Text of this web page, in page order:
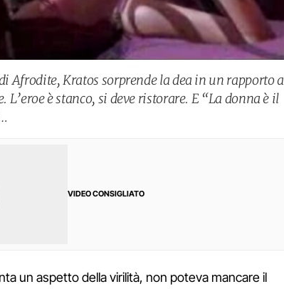
Afrodite, Kratos sorprende la dea in un rapporto a
L’eroe è stanco, si deve ristorare. E “La donna è il
VIDEO CONSIGLIATO
un aspetto della virilità, non poteva mancare il